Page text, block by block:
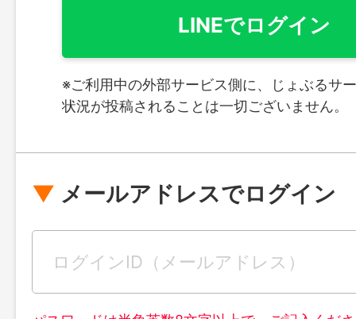
LINEでログイン
※ご利用中の外部サービス側に、じょぶるサ
状況が投稿されることは一切ございません。
メールアドレスでログイン